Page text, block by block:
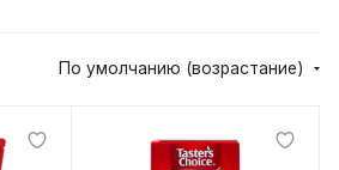
По умолчанию (возрастание)